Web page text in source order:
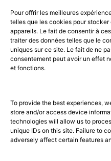
Pour offrir les meilleures
telles que les cookies pour
appareils. Le fait de consentir à
traiter des données telles que le
uniques sur ce site. Le fait de ne
consentement peut avoir un effet
et fonctions.
To provide the best experiences,
store and/or access device
technologies will allow us to
unique IDs on this site. Failure to
adversely affect certain features